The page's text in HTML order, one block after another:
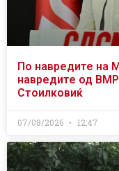
По навредите на
навредите од
Стоилковиќ
07/08/2026 12:47